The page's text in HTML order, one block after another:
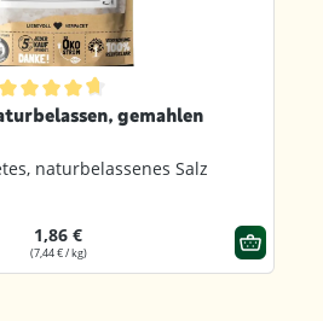
Durchschnittliche Bewertung von 4.8 von 5 Sternen
gemahlen
naturbelassenes Salz
1,86 €
(7,44 € / kg)